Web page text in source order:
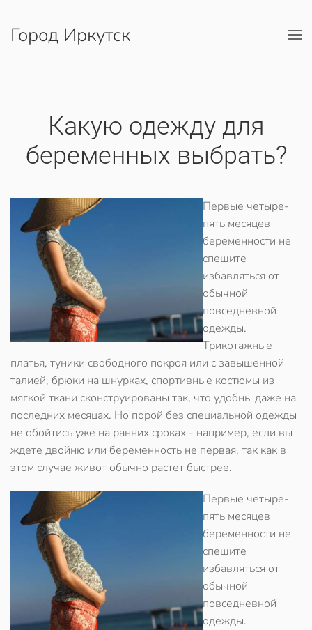
Перейти к содержимому
Город Иркутск
Какую одежду для
беременных выбрать?
Первые четыре-
пять месяцев
беременности не
спешите
избавляться от
обычной
повседневной
одежды.
Трикотажные
платья, туники свободного покроя или с завышенной
талией, брюки на шнурках, спортивные костюмы из
мягкой ткани сконструированы так, что удобны даже на
последних месяцах. Но порой без специальной одежды
не обойтись уже на ранних сроках - например, если вы
ждете двойню или беременность не первая, так как в
этом случае живот обычно растет быстрее.
Первые четыре-
пять месяцев
беременности не
спешите
избавляться от
обычной
повседневной
одежды.